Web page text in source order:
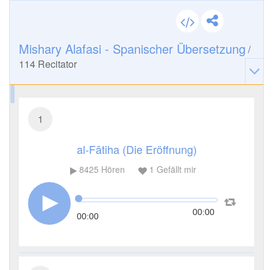
Mishary Alafasi - Spanischer Übersetzung /
114 Recitator
1
al-Fātiha (Die Eröffnung)
8425 Hören 1 Gefällt mir
00:00 00:00